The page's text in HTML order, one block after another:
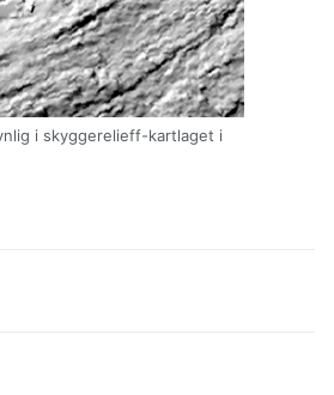
i skyggerelieff-kartlaget i